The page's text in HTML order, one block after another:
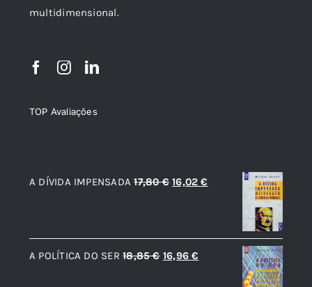
multidimensional.
TOP Avaliações
A DÍVIDA IMPENSADA 17,80€ O
era:
17,80 €.
16,02€
é:
16,02 €.
A POLÍTICA DO SER 18,85€ O
16,96€